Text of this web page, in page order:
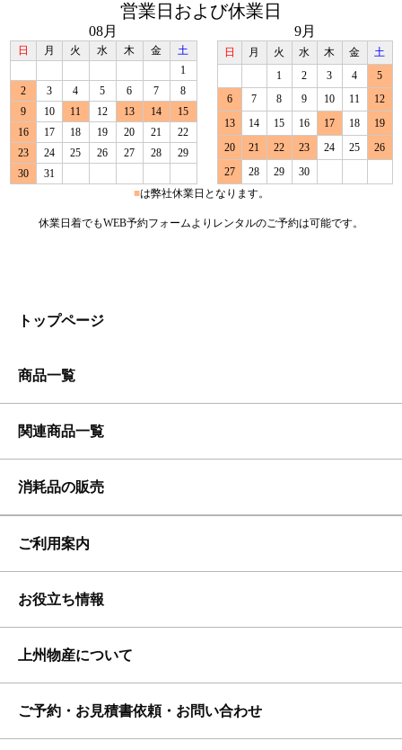
営業日および休業日
08月
日 月 火 水 木 金
土
1
2
3 4 5 6 7
8
9
10 11 12 13 14
15
16
17 18 19 20 21
22
23
24 25 26 27 28
29
30
31
9月
日 月 火 水 木 金
土
1
2 3 4
5
6
7 8 9 10 11
12
13
14 15 16 17 18
19
20
21 22 23 24 25
26
27
28 29
30
■は弊社休業日となります。
休業日着でもWEB予約フォームよりレンタルのご予約は可能です。
トップページ
商品一覧
かき氷機
関連商品一覧
クーラーボックス（大）
クーラーボックス（中）
クーラーボックス（小）
消耗品の販売
真夏の雫 イチゴ：1.8L
真夏の雫 ハワイアンブルー：1.8L
真夏の雫 メロン：1.8L
お客様の声
お客様の声【直筆】
お客さまインタビュー１
ご利用案内
独自の保証体制
予約・返却方法とレンタルの流れ
支払方法
お役立ち情報
よくいただくご質問
〈電動〉ブロック氷用 業務用かき氷機 使用方法
上州物産について
納入実績
ご予約・お見積書依頼・お問い合わせ